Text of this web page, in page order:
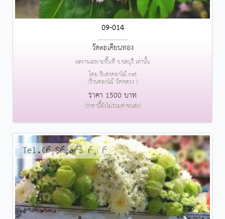
09-014
....................
วัดตะเคียนทอง
ผลงานเฉพาะพื้นที่ จ.ชลบุรี เท่านั้น
โดย รับส่งดอกไม้.net
(ร้านดอกไม้ วัดหลวง )
ราคา 1500 บาท
(ราคานี้ยังไม่รวมค่าขนส่ง)